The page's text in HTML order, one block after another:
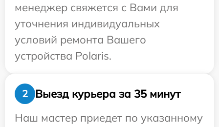
менеджер свяжется с Вами для
уточнения индивидуальных
условий ремонта Вашего
устройства Polaris.
2
Выезд курьера за 35 минут
Наш мастер приедет по указанному